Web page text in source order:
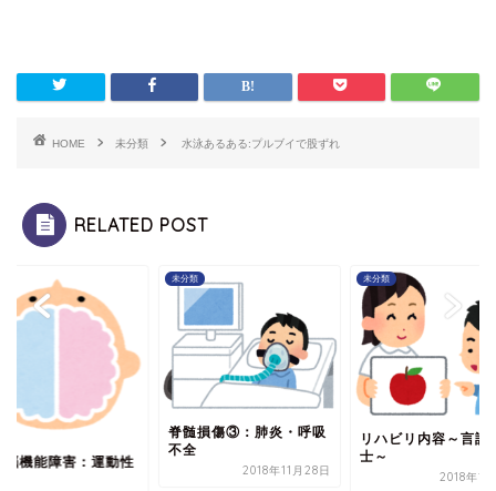
HOME 未分類 水泳あるある:プルブイで股ずれ
RELATED POST
脳機能障害：運動性
未分類
脊髄損傷③：肺炎・呼吸
不全
2018年11月28日
未分類
リハビリ内容～言語
士～
2018年12